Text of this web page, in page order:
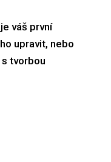
váš první
upravit, nebo
tvorbou